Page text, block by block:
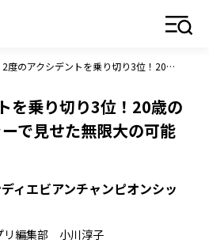
2度のアクシデントを乗り切り3位！20歳の西郷真央がメジャーで見せた無限大の可能性
を乗り切り3位！20歳の
で見せた無限大の可能
ィエビアンチャンピオンシッ
リ編集部 小川淳子